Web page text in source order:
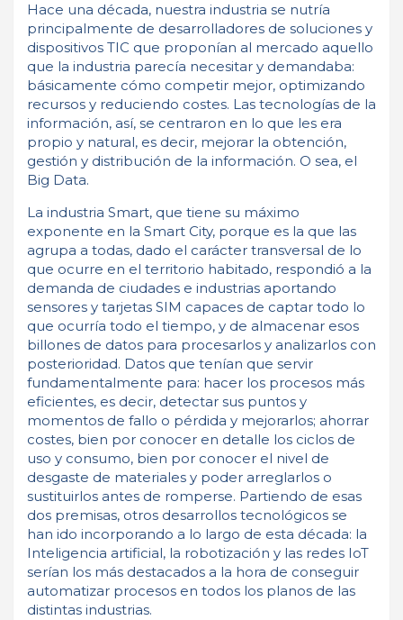
Hace una década, nuestra industria se nutría
principalmente de desarrolladores de soluciones y
dispositivos TIC que proponían al mercado aquello
que la industria parecía necesitar y demandaba:
básicamente cómo competir mejor, optimizando
recursos y reduciendo costes. Las tecnologías de la
información, así, se centraron en lo que les era
propio y natural, es decir, mejorar la obtención,
gestión y distribución de la información. O sea, el
Big Data.
La industria Smart, que tiene su máximo
exponente en la Smart City, porque es la que las
agrupa a todas, dado el carácter transversal de lo
que ocurre en el territorio habitado, respondió a la
demanda de ciudades e industrias aportando
sensores y tarjetas SIM capaces de captar todo lo
que ocurría todo el tiempo, y de almacenar esos
billones de datos para procesarlos y analizarlos con
posterioridad. Datos que tenían que servir
fundamentalmente para: hacer los procesos más
eficientes, es decir, detectar sus puntos y
momentos de fallo o pérdida y mejorarlos; ahorrar
costes, bien por conocer en detalle los ciclos de
uso y consumo, bien por conocer el nivel de
desgaste de materiales y poder arreglarlos o
sustituirlos antes de romperse. Partiendo de esas
dos premisas, otros desarrollos tecnológicos se
han ido incorporando a lo largo de esta década: la
Inteligencia artificial, la robotización y las redes IoT
serían los más destacados a la hora de conseguir
automatizar procesos en todos los planos de las
distintas industrias.